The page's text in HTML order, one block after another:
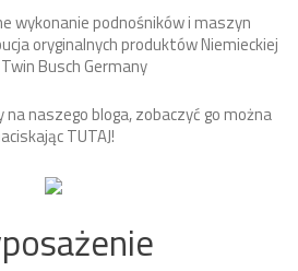
wykonanie podnośników i maszyn
oryginalnych produktów Niemieckiej
Busch Germany
naszego bloga, zobaczyć go można
TUTAJ!